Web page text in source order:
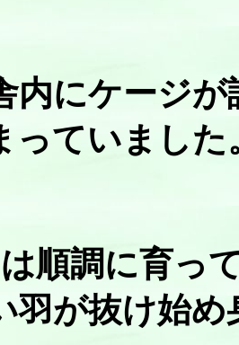
内にケージ
っていました
順調に育っ
羽が抜け始